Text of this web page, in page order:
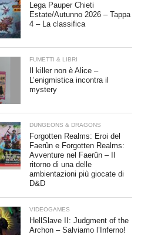
Lega Pauper Chieti
Estate/Autunno 2026 – Tappa
4 – La classifica
FUMETTI & LIBRI
Il killer non è Alice –
L’enigmistica incontra il
mystery
DUNGEONS & DRAGONS
Forgotten Realms: Eroi del
Faerûn e Forgotten Realms:
Avventure nel Faerûn – Il
ritorno di una delle
ambientazioni più giocate di
D&D
VIDEOGAMES
HellSlave II: Judgment of the
Archon – Salviamo l’Inferno!